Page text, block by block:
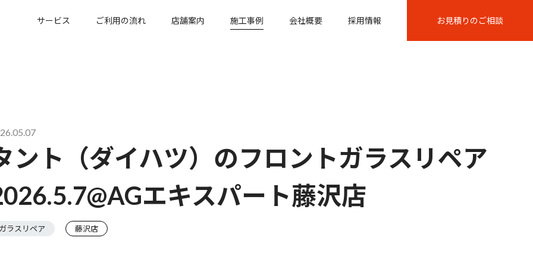
サービス ご利用の流れ 店舗案内 施工事例 会社概要 採用情報 お見積りのご相談
ント（ダイハツ）のフロントガラスリペア
エキスパート藤沢店
ラスリペア 藤沢店